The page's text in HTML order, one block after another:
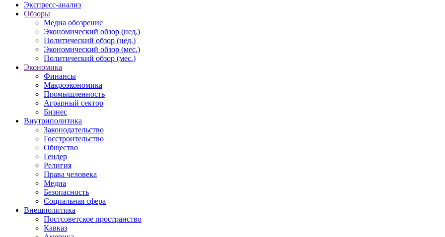
Экспресс-анализ
Обзоры
Медиа обозрение
Экономический обзор (нед.)
Политический обзор (нед.)
Экономический обзор (мес.)
Политический обзор (мес.)
Экономика
Финансы
Макроэкономика
Промышленность
Аграрный сектор
Бизнес
Внутриполитика
Законодательство
Госстроительство
Общество
Гендер
Религия
Права человека
Медиа
Безопасность
Социальная сфера
Внешполитика
Постсоветское пространство
Кавказ